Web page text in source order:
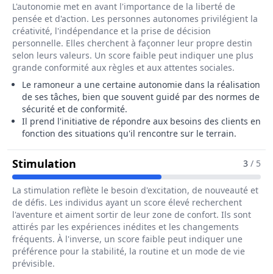
L'autonomie met en avant l'importance de la liberté de
pensée et d'action. Les personnes autonomes privilégient la
créativité, l'indépendance et la prise de décision
personnelle. Elles cherchent à façonner leur propre destin
selon leurs valeurs. Un score faible peut indiquer une plus
grande conformité aux règles et aux attentes sociales.
Le ramoneur a une certaine autonomie dans la réalisation
de ses tâches, bien que souvent guidé par des normes de
sécurité et de conformité.
Il prend l'initiative de répondre aux besoins des clients en
fonction des situations qu'il rencontre sur le terrain.
Stimulation Pour Le Métier De Ramoneur /3 / 5
La stimulation reflète le besoin d'excitation, de nouveauté et
de défis. Les individus ayant un score élevé recherchent
l'aventure et aiment sortir de leur zone de confort. Ils sont
attirés par les expériences inédites et les changements
fréquents. À l'inverse, un score faible peut indiquer une
préférence pour la stabilité, la routine et un mode de vie
prévisible.